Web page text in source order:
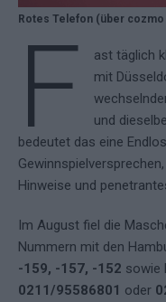
Rotes Telefon (über
F
ast täglich
mit
und
bedeutet das eine
Hinweise und
Im August fiel die
Nummern mit den
-159, -157, -152 sowie
0211/95586801 oder